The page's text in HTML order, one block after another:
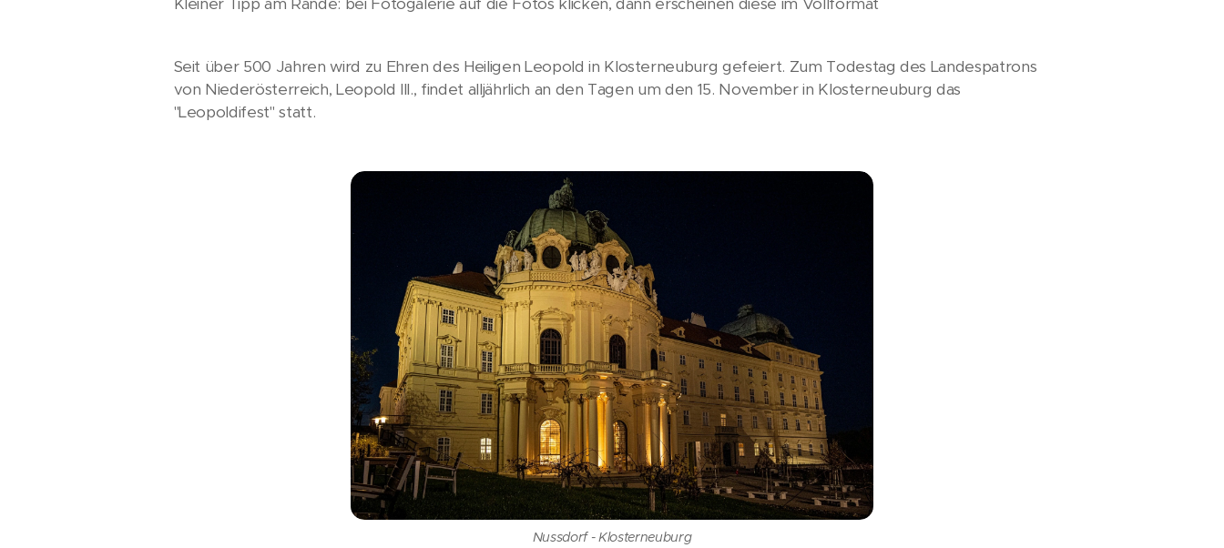
Seit über 500 Jahren wird zu Ehren des Heiligen Leopold in Klosterneuburg gefeiert. Zum Todestag des Landespatrons
von Niederösterreich, Leopold III., findet alljährlich an den Tagen um den 15. November in Klosterneuburg das
"Leopoldifest" statt.
Nussdorf - Klosterneuburg